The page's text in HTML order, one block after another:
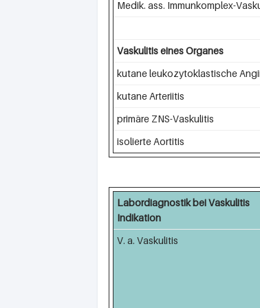
Medik. ass. Immunkomplex-
Vaskulitis eines Organes
kutane leukozytoklastische
kutane Arteriitis
primäre ZNS-Vaskulitis
isolierte Aortitis
Labordiagnostik bei Vaskulitis
Indikation
V. a. Vaskulitis